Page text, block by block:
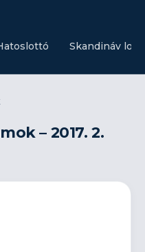
Skandináv
– 2017. 2.